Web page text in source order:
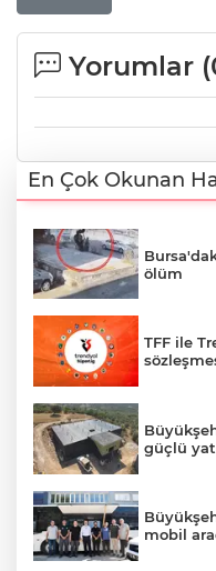
Yorumlar (
En Çok Okunan
ölüm
TFF ile
güçlü
mobil